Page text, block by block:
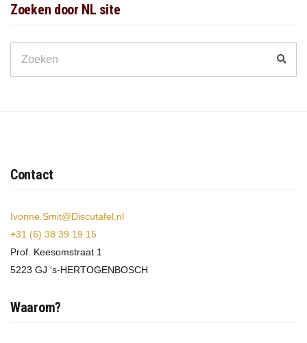
Zoeken door NL site
for:
Contact
Ivonne.Smit@Discutafel.nl
+31 (6) 38 39 19 15
Prof. Keesomstraat 1
5223 GJ ‘s-HERTOGENBOSCH
Waarom?